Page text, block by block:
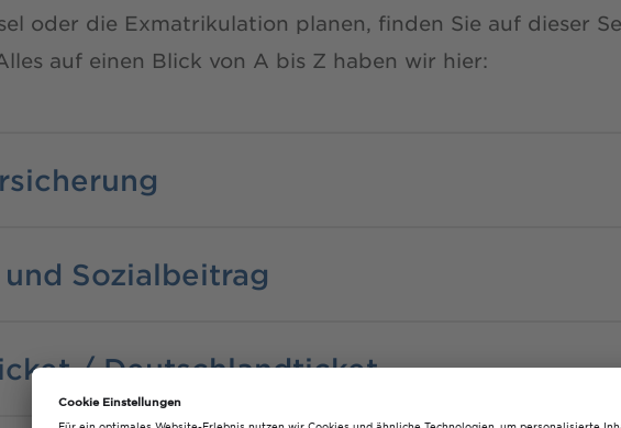
oder die Exmatrikulation planen, finden Sie auf dieser
auf einen Blick von A bis Z haben wir hier:
Sozialbeitrag
/ Deutschlandticket